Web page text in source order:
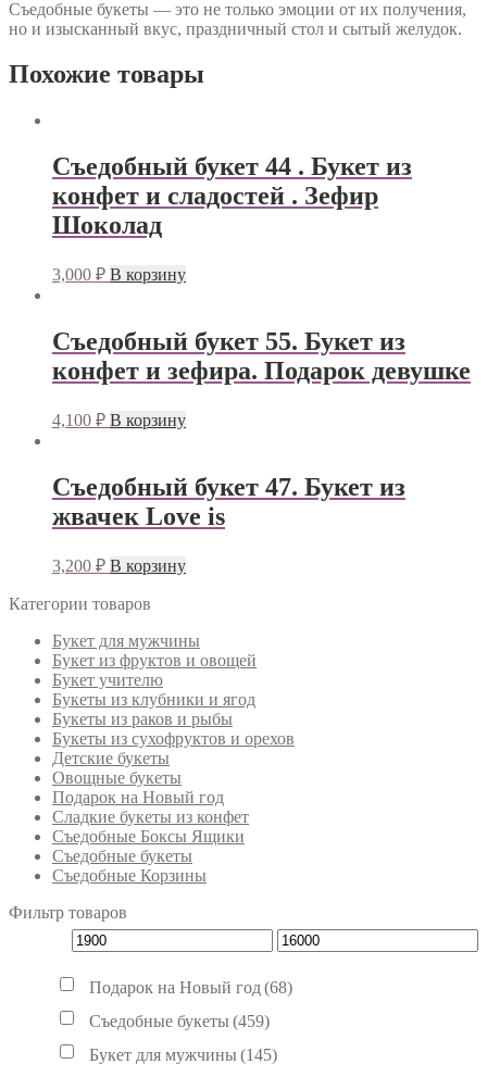
Съедобные букеты — это не только эмоции от их получения,
но и изысканный вкус, праздничный стол и сытый желудок.
Похожие товары
Съедобный букет 44 . Букет из
конфет и сладостей . Зефир
Шоколад
3,000 ₽ В корзину
Съедобный букет 55. Букет из
конфет и зефира. Подарок девушке
4,100 ₽ В корзину
Съедобный букет 47. Букет из
жвачек Love is
3,200 ₽ В корзину
Категории товаров
Букет для мужчины
Букет из фруктов и овощей
Букет учителю
Букеты из клубники и ягод
Букеты из раков и рыбы
Букеты из сухофруктов и орехов
Детские букеты
Овощные букеты
Подарок на Новый год
Сладкие букеты из конфет
Съедобные Боксы Ящики
Съедобные букеты
Съедобные Корзины
Фильтр товаров
Подарок на Новый год(68)
Съедобные букеты (459)
Букет для мужчины (145)